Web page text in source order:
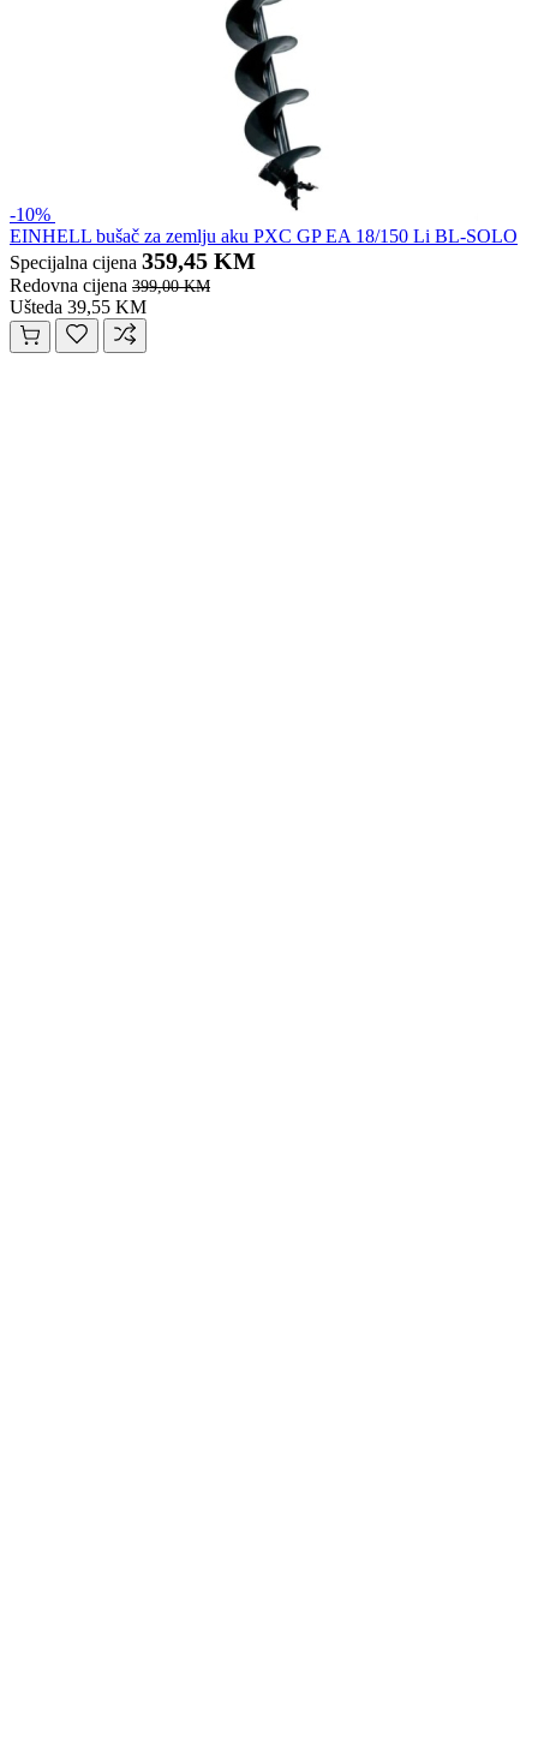
-10%
EINHELL bušač za zemlju aku PXC GP EA 18/150 Li BL-SOLO
Specijalna cijena 359,45 KM
Redovna cijena 399,00 KM
Ušteda 39,55 KM